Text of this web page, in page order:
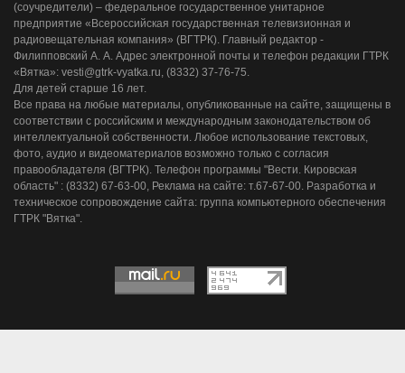
(соучредители) – федеральное государственное унитарное
предприятие «Всероссийская государственная телевизионная и
радиовещательная компания» (ВГТРК). Главный редактор -
Филипповский А. А. Адрес электронной почты и телефон редакции ГТРК
«Вятка»: vesti@gtrk-vyatka.ru, (8332) 37-76-75.
Для детей старше 16 лет.
Все права на любые материалы, опубликованные на сайте, защищены в
соответствии с российским и международным законодательством об
интеллектуальной собственности. Любое использование текстовых,
фото, аудио и видеоматериалов возможно только с согласия
правообладателя (ВГТРК). Телефон программы "Вести. Кировская
область" : (8332) 67-63-00, Реклама на сайте: т.67-67-00. Разработка и
техническое сопровождение сайта: группа компьютерного обеспечения
ГТРК "Вятка".